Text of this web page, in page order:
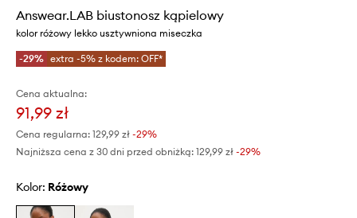
Answear.LAB biustonosz kąpielowy
kolor różowy lekko usztywniona miseczka
-29% extra -5% z kodem: OFF*
Cena aktualna:
91,99 zł
Cena regularna: 129,99 zł -29%
Najniższa cena z 30 dni przed obniżką: 129,99 zł -29%
Kolor: różowy